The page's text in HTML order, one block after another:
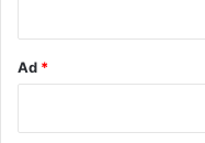
Ad *